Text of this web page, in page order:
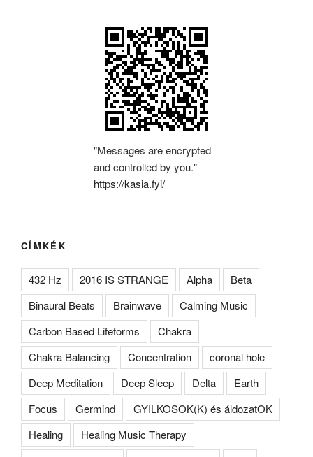
"Messages are encrypted
and controlled by you."
https://kasia.fyi/
CÍMKÉK
432 Hz 2016 IS STRANGE Alpha
Beta
Binaural Beats
Brainwave
Calming Music
Carbon Based Lifeforms
Chakra
Chakra Balancing
Concentration
coronal hole
Deep Meditation
Deep Sleep Delta
Earth
Focus
Germind
GYILKOSOK(K) és áldozatOK
Healing
Healing Music Therapy